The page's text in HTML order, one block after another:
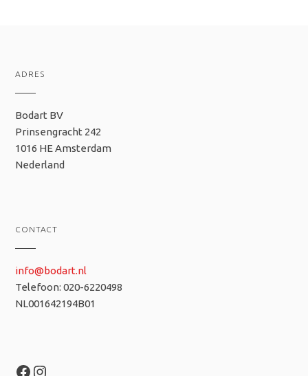
ADRES
Bodart BV
Prinsengracht 242
1016 HE Amsterdam
Nederland
CONTACT
info@bodart.nl
Telefoon: 020-6220498
NL001642194B01
Facebook
Instagram